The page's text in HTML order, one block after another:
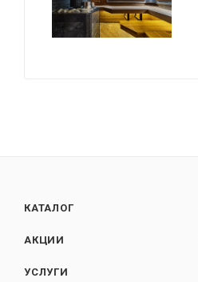
КАТАЛОГ
АКЦИИ
УСЛУГИ